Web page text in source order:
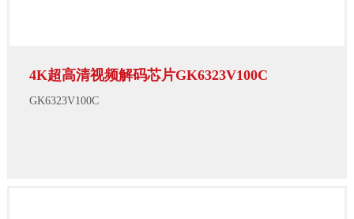
4K超高清视频解码芯片GK6323V100C
GK6323V100C